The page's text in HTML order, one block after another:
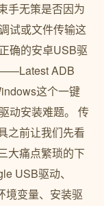
手无策是否因为
试或文件传输这
确的安卓USB驱
ADB
这个一键
动安装难题。 传
之前让我们先看
大痛点繁琐的下
USB驱动、
境变量、安装驱